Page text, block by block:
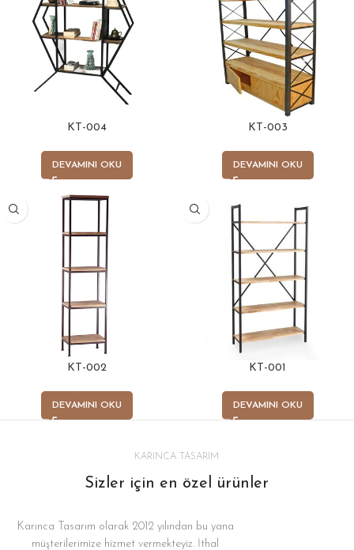
KT-004
DEVAMINI OKU
KT-003
DEVAMINI OKU
KT-002
DEVAMINI OKU
KT-001
DEVAMINI OKU
KARINCA TASARIM
Sizler için en özel ürünler
Karınca Tasarım olarak 2012 yılından bu yana
müşterilerimize hizmet vermekteyiz. İthal